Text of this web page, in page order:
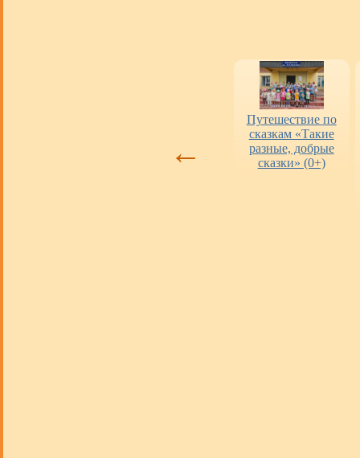
←
Путешествие по
сказкам «Такие
разные, добрые
сказки» (0+)